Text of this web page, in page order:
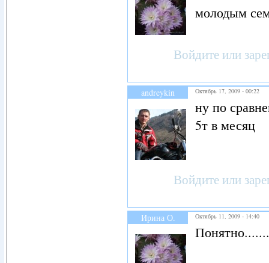
молодым
Войдите или
andreykin Октябрь 17, 2009 - 00:22
ну по
5т в месяц
Войдите или
Ирина О. Октябрь 11, 2009 - 14:40